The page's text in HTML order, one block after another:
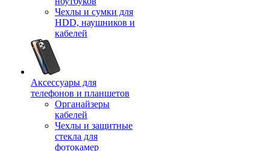
Чехлы и сумки для
HDD, наушников и
кабелей
Аксессуары для
телефонов и планшетов
Органайзеры
кабелей
Чехлы и защитные
стекла для
фотокамер